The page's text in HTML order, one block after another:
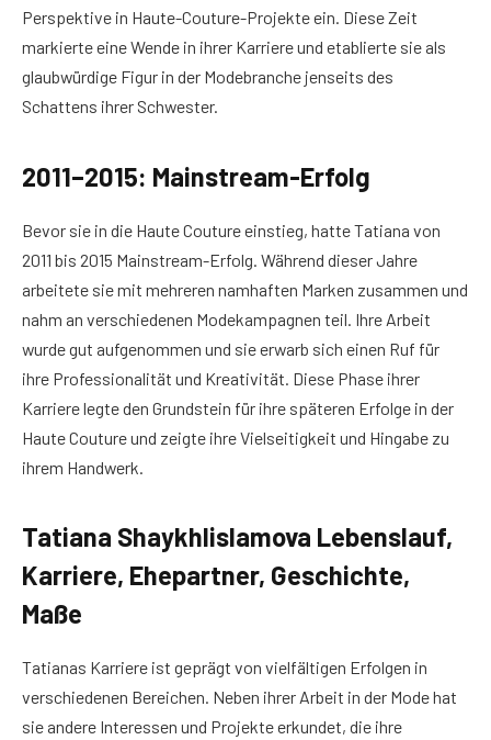
Perspektive in Haute-Couture-Projekte ein. Diese Zeit
markierte eine Wende in ihrer Karriere und etablierte sie als
glaubwürdige Figur in der Modebranche jenseits des
Schattens ihrer Schwester.
2011–2015: Mainstream-Erfolg
Bevor sie in die Haute Couture einstieg, hatte Tatiana von
2011 bis 2015 Mainstream-Erfolg. Während dieser Jahre
arbeitete sie mit mehreren namhaften Marken zusammen und
nahm an verschiedenen Modekampagnen teil. Ihre Arbeit
wurde gut aufgenommen und sie erwarb sich einen Ruf für
ihre Professionalität und Kreativität. Diese Phase ihrer
Karriere legte den Grundstein für ihre späteren Erfolge in der
Haute Couture und zeigte ihre Vielseitigkeit und Hingabe zu
ihrem Handwerk.
Tatiana Shaykhlislamova Lebenslauf,
Karriere, Ehepartner, Geschichte,
Maße
Tatianas Karriere ist geprägt von vielfältigen Erfolgen in
verschiedenen Bereichen. Neben ihrer Arbeit in der Mode hat
sie andere Interessen und Projekte erkundet, die ihre